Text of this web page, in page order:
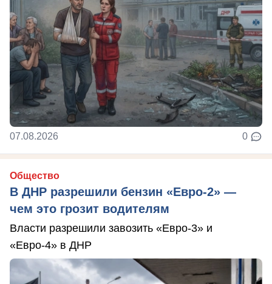
07.08.2026 0
Общество
В ДНР разрешили бензин «Евро-2» —
чем это грозит водителям
Власти разрешили завозить «Евро-3» и
«Евро-4» в ДНР